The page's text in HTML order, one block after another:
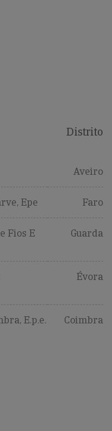
Distrito
Aveiro
Epe Faro
Fios E
Guarda
Évora
E.p.e. Coimbra